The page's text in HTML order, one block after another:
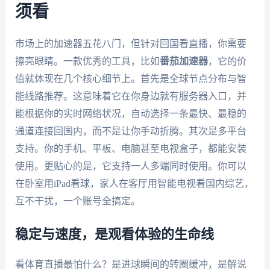
须看
市场上的加速器五花八门，但针对回国看直播，你需要
擦亮眼睛。一款优秀的工具，比如番茄加速器，它的价
值就体现在几个核心细节上。首先是全球节点分布与智
能线路推荐。这意味着它在你身边就有服务器入口，并
能根据你的实时网络状况，自动选择一条最快、最稳的
通道连接回国内，而不是让你手动折腾。其次是多平台
支持。你的手机、平板、电脑甚至电视盒子，都能安装
使用。更贴心的是，它支持一人多端同时使用。你可以
在卧室用iPad看球，家人在客厅用智能电视看国内综艺，
互不干扰，一个账号全搞定。
稳定与速度，是观看体验的生命线
看体育直播最怕什么？是进球瞬间的转圈缓冲，是解说